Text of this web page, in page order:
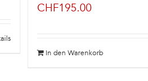
CHF195.00
In den Warenkorb